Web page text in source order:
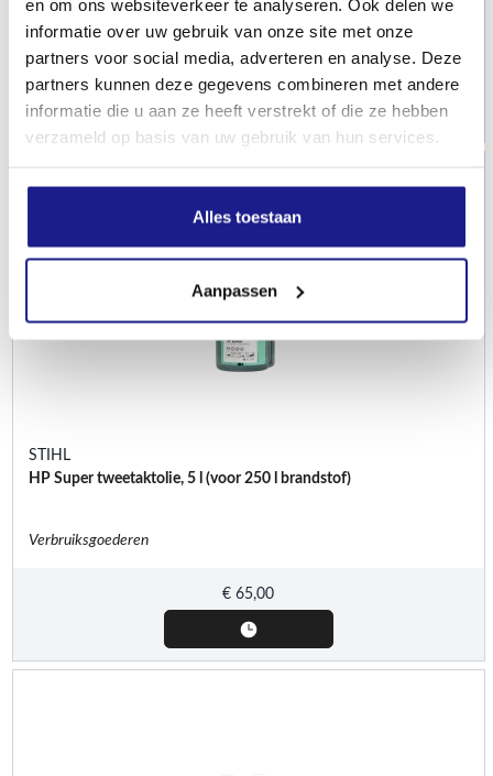
en om ons websiteverkeer te analyseren. Ook delen we
informatie over uw gebruik van onze site met onze
partners voor social media, adverteren en analyse. Deze
partners kunnen deze gegevens combineren met andere
informatie die u aan ze heeft verstrekt of die ze hebben
verzameld op basis van uw gebruik van hun services.
Alles toestaan
Aanpassen
Verbruiksgoederen
STIHL
HP Super tweetaktolie, 5 l (voor 250 l brandstof)
Verbruiksgoederen
€ 65,00